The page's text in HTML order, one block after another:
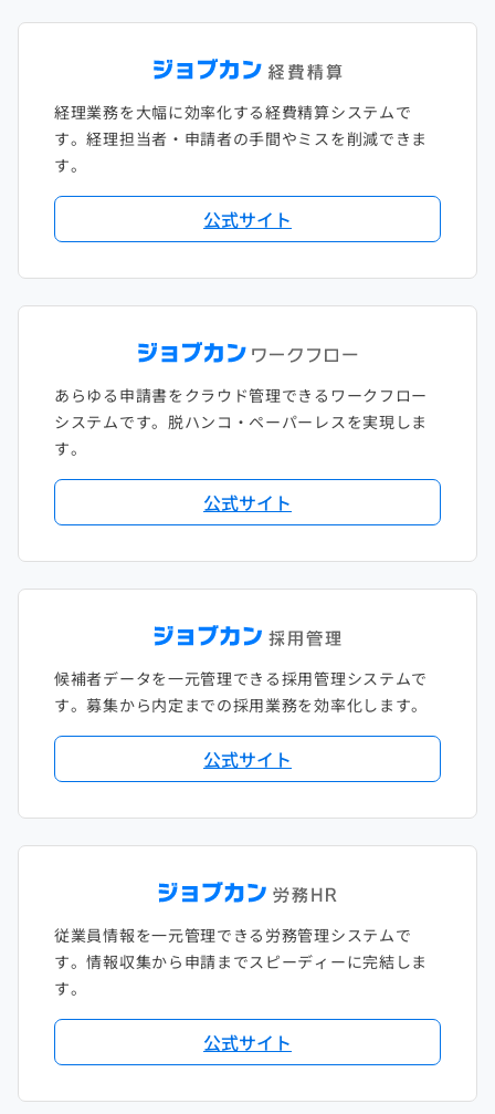
経理業務を大幅に効率化する経費精算システムで
す。経理担当者・申請者の手間やミスを削減できま
す。
公式サイト
あらゆる申請書をクラウド管理できるワークフロー
システムです。脱ハンコ・ペーパーレスを実現しま
す。
公式サイト
候補者データを一元管理できる採用管理システムで
す。募集から内定までの採用業務を効率化します。
公式サイト
従業員情報を一元管理できる労務管理システムで
す。情報収集から申請までスピーディーに完結しま
す。
公式サイト